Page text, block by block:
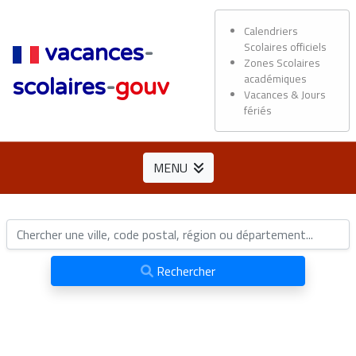
vacances-
scolaires-gouv
Calendriers
Scolaires officiels
Zones Scolaires
académiques
Vacances & Jours
fériés
MENU
Rechercher